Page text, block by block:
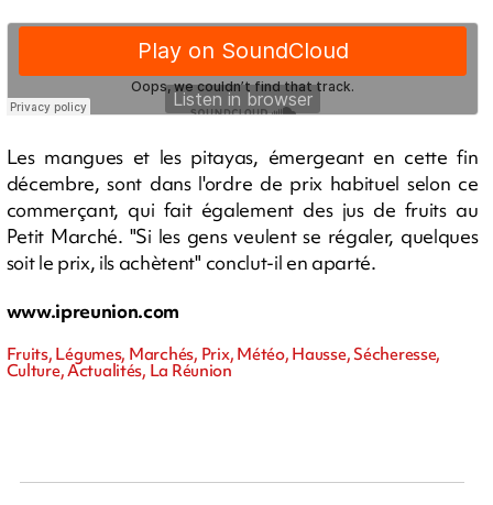
Les mangues et les pitayas, émergeant en cette fin
décembre, sont dans l'ordre de prix habituel selon ce
commerçant, qui fait également des jus de fruits au
Petit Marché. "Si les gens veulent se régaler, quelques
soit le prix, ils achètent" conclut-il en aparté.
www.ipreunion.com
Fruits, Légumes, Marchés, Prix, Météo, Hausse, Sécheresse,
Culture, Actualités, La Réunion